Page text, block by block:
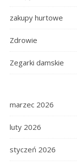
zakupy hurtowe
Zdrowie
Zegarki damskie
marzec 2026
luty 2026
styczeń 2026